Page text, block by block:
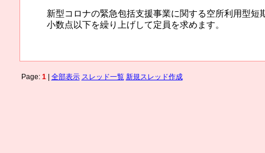
新型コロナの緊急包括支援事業に関する空所利用型
小数点以下を繰り上げして定員を求めます。
Page: 1| 全部表示 スレッド一覧 新規スレッド作成